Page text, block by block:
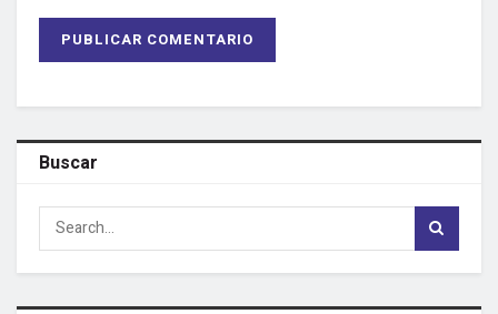
Buscar